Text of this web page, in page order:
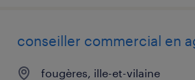
conseiller commercial en
fougères, ille-et-vilaine